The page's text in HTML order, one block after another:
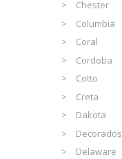
Chester
Columbia
Coral
Cordoba
Cotto
Creta
Dakota
Decorados
Delaware